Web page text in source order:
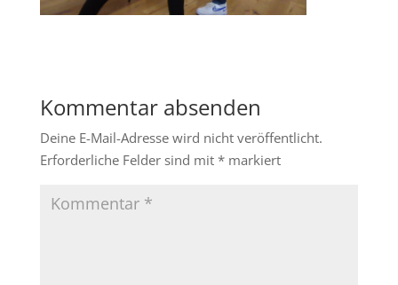
Kommentar absenden
Deine E-Mail-Adresse wird nicht veröffentlicht.
Erforderliche Felder sind mit *markiert